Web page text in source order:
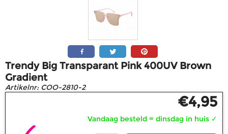
Trendy Big Transparant Pink 400UV Brown
Gradient
Artikelnr: COO-2810-2
€4,95
Vandaag besteld = dinsdag in huis ✓